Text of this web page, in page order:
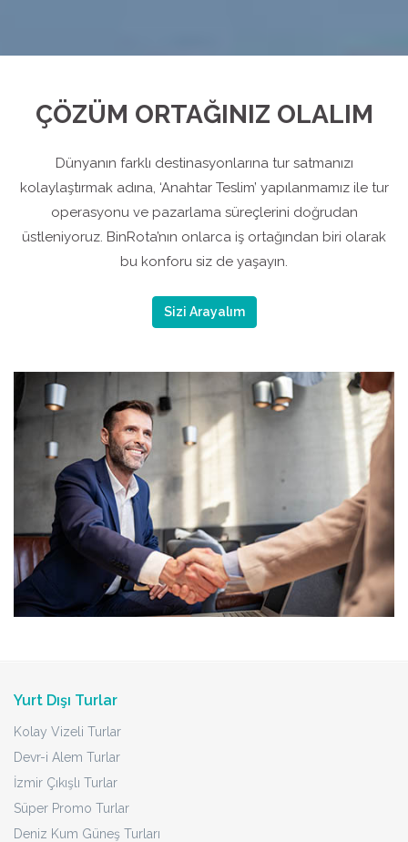
ÇÖZÜM ORTAĞINIZ OLALIM
Dünyanın farklı destinasyonlarına tur satmanızı
kolaylaştırmak adına, ‘Anahtar Teslim’ yapılanmamız ile tur
operasyonu ve pazarlama süreçlerini doğrudan
üstleniyoruz. BinRota’nın onlarca iş ortağından biri olarak
bu konforu siz de yaşayın.
Sizi Arayalım
Yurt Dışı Turlar
Kolay Vizeli Turlar
Devr-i Alem Turlar
İzmir Çıkışlı Turlar
Süper Promo Turlar
Deniz Kum Güneş Turları